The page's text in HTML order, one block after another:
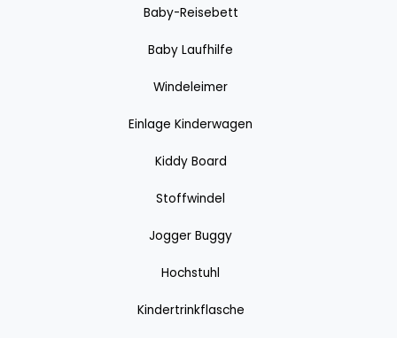
Baby-Reisebett
Baby Laufhilfe
Windeleimer
Einlage Kinderwagen
Kiddy Board
Stoffwindel
Jogger Buggy
Hochstuhl
Kindertrinkflasche